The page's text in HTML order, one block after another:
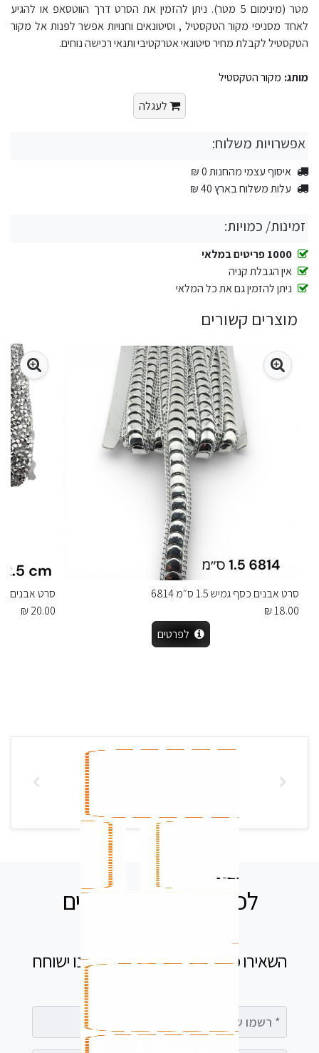
מטר (מינימום 5 מטר). ניתן להזמין את הסרט דרך הווטסאפ או להגיע
לאחד מסניפי מקור הטקסטיל , וסיטונאים וחנויות אפשר לפנות אל מקור
הטקסטיל לקבלת מחיר סיטונאי אטרקטיבי ותנאי רכישה נוחים.
מותג: מקור הטקסטיל
לעגלה
אפשרויות משלוח:
איסוף עצמי מהחנות 0 ₪
עלות משלוח בארץ 40 ₪
זמינות/ כמויות:
1000 פריטים במלאי
אין הגבלת קניה
ניתן להזמין גם את כל המלאי
מוצרים קשורים
סרט אבנים כסף גמיש 1.5 ס״מ 6814
18.00 ₪
לפרטים
סרט אבנים
20.00 ₪
לכל שאלה אנחנו זמינים
השאירו פרטים בטופס ומיד נציג שלנו ישוחח